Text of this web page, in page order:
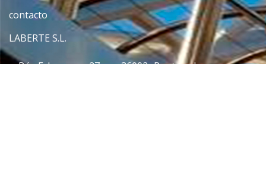
contacto
LABERTE S.L.
Rúa Echegaray, 27
36002- Pontevedra